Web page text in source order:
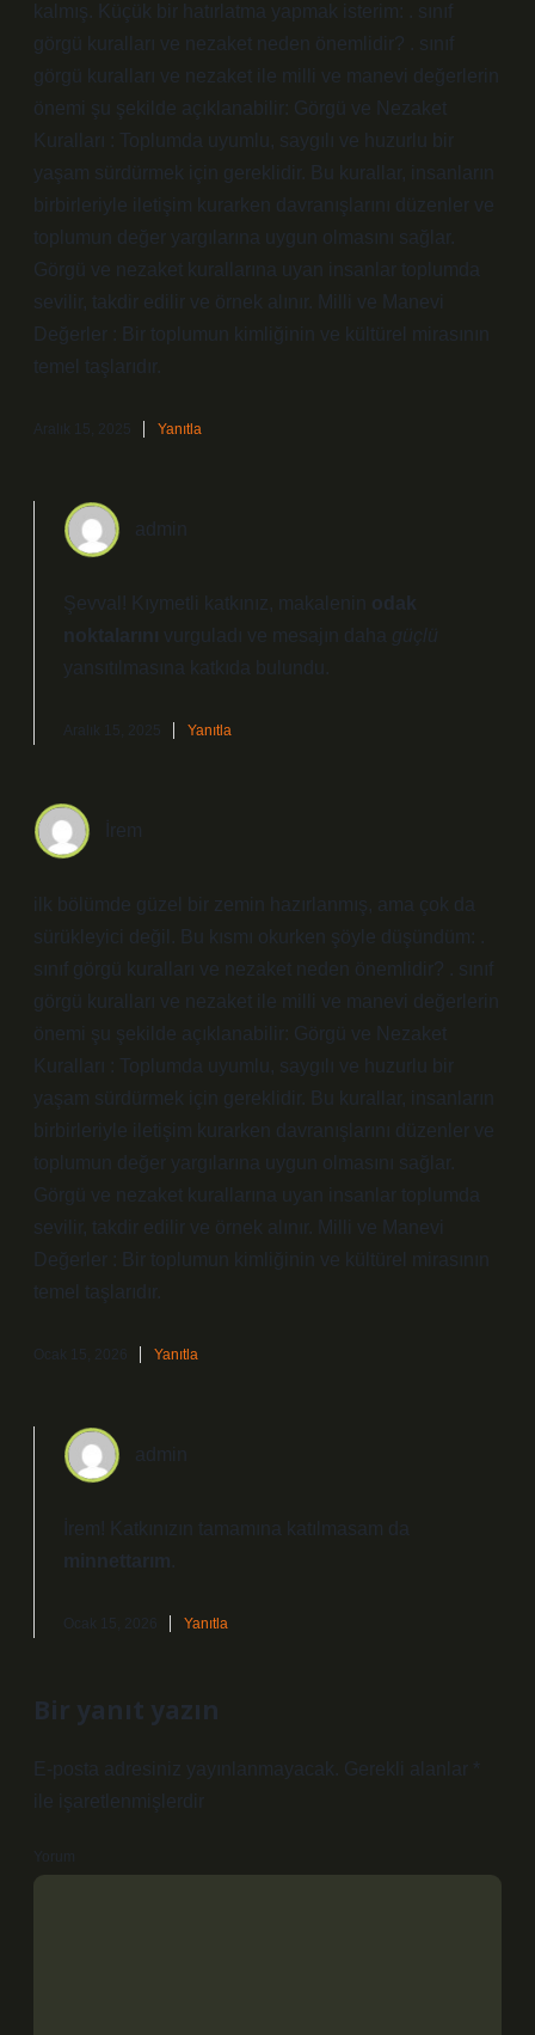
kalmış. Küçük bir hatırlatma yapmak isterim: . sınıf
görgü kuralları ve nezaket neden önemlidir? . sınıf
görgü kuralları ve nezaket ile milli ve manevi değerlerin
önemi şu şekilde açıklanabilir: Görgü ve Nezaket
Kuralları : Toplumda uyumlu, saygılı ve huzurlu bir
yaşam sürdürmek için gereklidir. Bu kurallar, insanların
birbirleriyle iletişim kurarken davranışlarını düzenler ve
toplumun değer yargılarına uygun olmasını sağlar.
Görgü ve nezaket kurallarına uyan insanlar toplumda
sevilir, takdir edilir ve örnek alınır. Milli ve Manevi
Değerler : Bir toplumun kimliğinin ve kültürel mirasının
temel taşlarıdır.
Aralık 15, 2025 Yanıtla
admin
Şevval! Kıymetli katkınız, makalenin odak
noktalarını vurguladı ve mesajın daha güçlü
yansıtılmasına katkıda bulundu.
Aralık 15, 2025 Yanıtla
İrem
ilk bölümde güzel bir zemin hazırlanmış, ama çok da
sürükleyici değil. Bu kısmı okurken şöyle düşündüm: .
sınıf görgü kuralları ve nezaket neden önemlidir? . sınıf
görgü kuralları ve nezaket ile milli ve manevi değerlerin
önemi şu şekilde açıklanabilir: Görgü ve Nezaket
Kuralları : Toplumda uyumlu, saygılı ve huzurlu bir
yaşam sürdürmek için gereklidir. Bu kurallar, insanların
birbirleriyle iletişim kurarken davranışlarını düzenler ve
toplumun değer yargılarına uygun olmasını sağlar.
Görgü ve nezaket kurallarına uyan insanlar toplumda
sevilir, takdir edilir ve örnek alınır. Milli ve Manevi
Değerler : Bir toplumun kimliğinin ve kültürel mirasının
temel taşlarıdır.
Ocak 15, 2026 Yanıtla
admin
İrem! Katkınızın tamamına katılmasam da
minnettarım.
Ocak 15, 2026 Yanıtla
Bir yanıt yazın
E-posta adresiniz yayınlanmayacak. Gerekli alanlar *
ile işaretlenmişlerdir
Yorum